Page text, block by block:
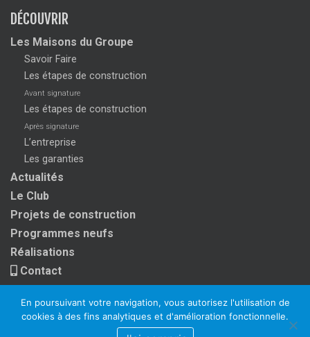
DÉCOUVRIR
Les Maisons du Groupe
Savoir Faire
Les étapes de construction
Avant signature
Les étapes de construction
Après signature
L’entreprise
Les garanties
Actualités
Le Club
Projets de construction
Programmes neufs
Réalisations
Contact
En poursuivant votre navigation, vous autorisez l'utilisation de
cookies à des fins analytiques et d'amélioration fonctionnelle.